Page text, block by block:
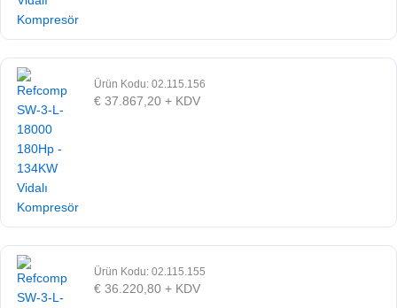
Ürün Kodu: 02.115.156
€ 37.867,20 + KDV
Ürün Kodu: 02.115.155
€ 36.220,80 + KDV